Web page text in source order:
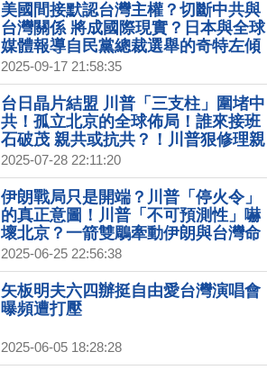
美國間接默認台灣主權？切斷中共與
台灣關係 將成國際現實？日本與全球
媒體報導自民黨總裁選舉的奇特左傾
現象！柯克遭刺 美國轉折點 價值本
質的回歸！｜宋國誠｜矢板明夫｜新
聞大破解 【2025年9月17日】
2025-09-17 21:58:35
台日晶片結盟 川普「三支柱」圍堵中
共！孤立北京的全球佈局！誰來接班
石破茂 親共或抗共？！川普狠修理親
共李在明！中共如何「養套殺」自
己？惹到以色列｜吳嘉隆｜矢板明夫
｜新聞大破解【2025年7月28日】
2025-07-28 22:11:20
伊朗戰局只是開端？川普「停火令」
的真正意圖！川普「不可預測性」嚇
壞北京？一箭雙鵰牽動伊朗與台灣命
運！日韓領袖缺席北約峰會！藏對抗
中共的終極佈局！｜宋國誠｜矢板明
夫｜新聞大破解【2025年6月25日】
2025-06-25 22:56:38
矢板明夫六四辦挺自由愛台灣演唱會
曝頻遭打壓
2025-06-05 18:28:28